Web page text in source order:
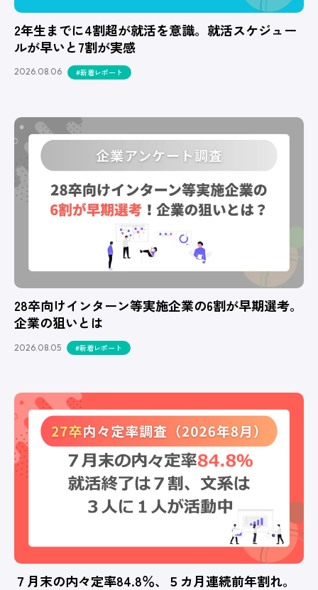
2年生までに4割超が就活を意識。就活スケジュー
ルが早いと7割が実感
2026.08.06 #新着レポート
28卒向けインターン等実施企業の6割が早期選考。
企業の狙いとは
2026.08.05 #新着レポート
７月末の内々定率84.8％、５カ月連続前年割れ。